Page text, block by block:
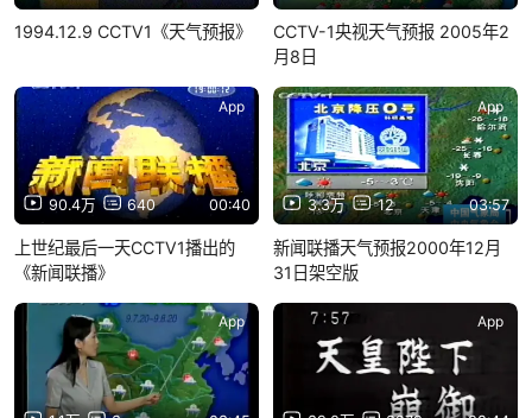
1994.12.9 CCTV1《天气预报》
CCTV-1央视天气预报 2005年2
月8日
90.4万 640 00:40
App
上世纪最后一天CCTV1播出的
《新闻联播》
3.3万 12 03:57
App
新闻联播天气预报2000年12月
31日架空版
App App